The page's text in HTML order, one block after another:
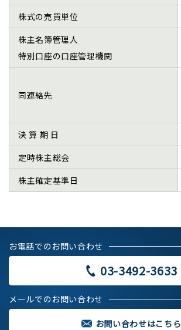
株価情報（外部サイト）
株式について
決算公告
IRお問合せ
よくあるご質問
株式の売買単位
株主名簿管理人
特別口座の口座管理機関
同連絡先
決 算 期 日
定時株主総会
株主確定基準日
お電話でのお問い合わせ
03-3492-3633
メールでのお問い合わせ
お問い合わせはこちら